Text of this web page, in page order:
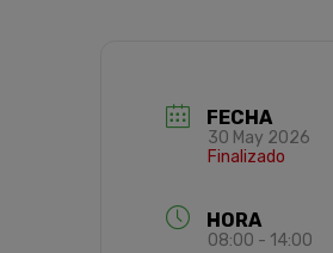
FECHA
30 May 2026
Finalizado
HORA
08:00 - 14:00